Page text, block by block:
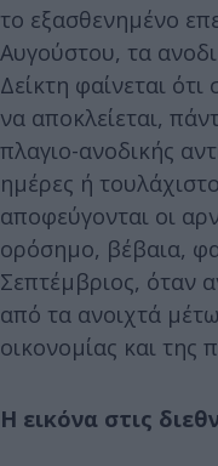
το εξασθενημένο
Αυγούστου, τα
Δείκτη φαίνεται
να αποκλείεται,
πλαγιο-ανοδικής
ημέρες ή
αποφεύγονται οι
ορόσημο, βέβαια,
Σεπτέμβριος, όταν
από τα ανοιχτά
οικονομίας και της
Η εικόνα στις